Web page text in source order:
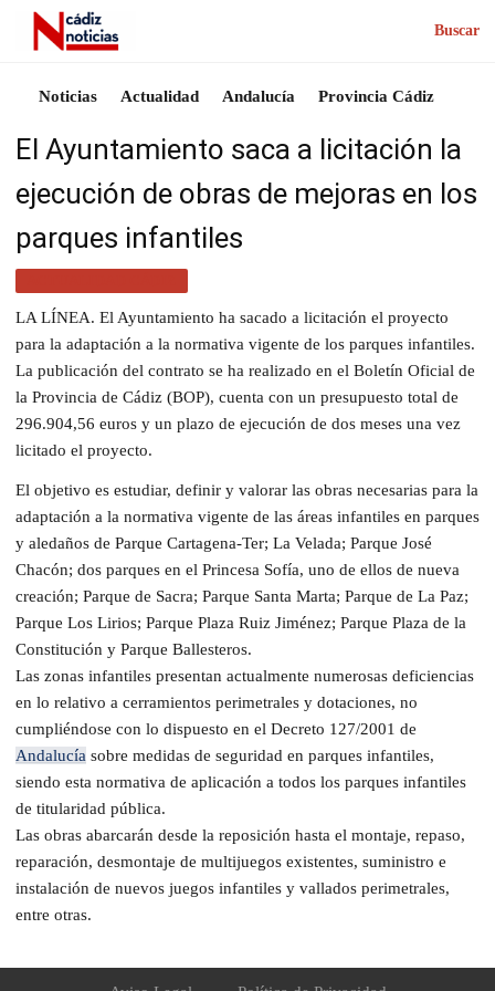
Buscar
Noticias Actualidad Andalucía Provincia Cádiz
El Ayuntamiento saca a licitación la
ejecución de obras de mejoras en los
parques infantiles
LA LÍNEA. El Ayuntamiento ha sacado a licitación el proyecto
para la adaptación a la normativa vigente de los parques infantiles.
La publicación del contrato se ha realizado en el Boletín Oficial de
la Provincia de Cádiz (BOP), cuenta con un presupuesto total de
296.904,56 euros y un plazo de ejecución de dos meses una vez
licitado el proyecto.
El objetivo es estudiar, definir y valorar las obras necesarias para la
adaptación a la normativa vigente de las áreas infantiles en parques
y aledaños de Parque Cartagena-Ter; La Velada; Parque José
Chacón; dos parques en el Princesa Sofía, uno de ellos de nueva
creación; Parque de Sacra; Parque Santa Marta; Parque de La Paz;
Parque Los Lirios; Parque Plaza Ruiz Jiménez; Parque Plaza de la
Constitución y Parque Ballesteros.
Las zonas infantiles presentan actualmente numerosas deficiencias
en lo relativo a cerramientos perimetrales y dotaciones, no
cumpliéndose con lo dispuesto en el Decreto 127/2001 de
Andalucía sobre medidas de seguridad en parques infantiles,
siendo esta normativa de aplicación a todos los parques infantiles
de titularidad pública.
Las obras abarcarán desde la reposición hasta el montaje, repaso,
reparación, desmontaje de multijuegos existentes, suministro e
instalación de nuevos juegos infantiles y vallados perimetrales,
entre otras.